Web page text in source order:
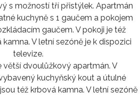
s možností tří přistýlek. Apartmán
kuchyně s 1 gaučem a pokojem
gaučem. V pokoji je též
V letní sezóně je k dispozici
televize.
větší dvoulůžkový apartmán. V
kuchyňský kout a útulné
též krbová kamna. V letní sezóně